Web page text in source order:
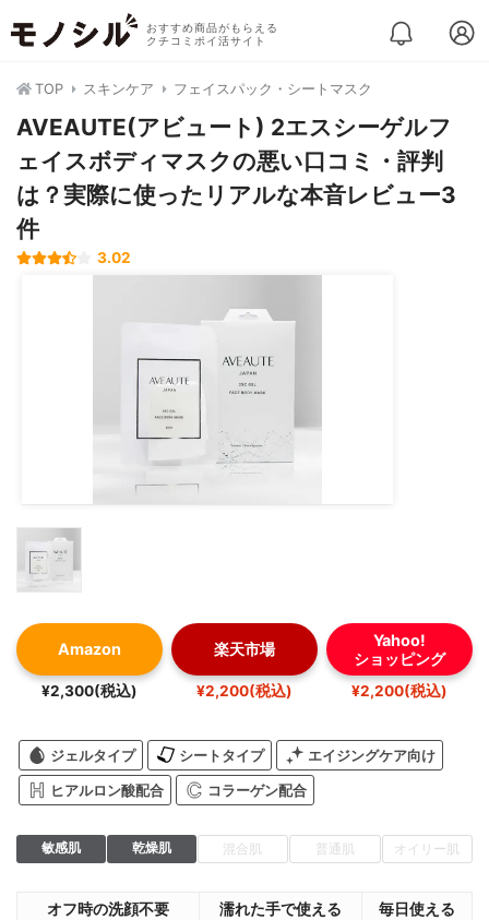
おすすめ商品がもらえる
クチコミポイ活サイト
TOP スキンケア フェイスパック・シートマスク
AVEAUTE(アビュート) 2エスシーゲルフ
ェイスボディマスクの悪い口コミ・評判
は？実際に使ったリアルな本音レビュー3
件
3.02
Amazon
¥2,300(税込)
楽天市場
¥2,200(税込)
Yahoo!
ショッピング
¥2,200(税込)
ジェルタイプ シートタイプ エイジングケア向け
ヒアルロン酸配合 コラーゲン配合
敏感肌 乾燥肌 混合肌 普通肌 オイリー肌
オフ時の洗顔不要 濡れた手で使える 毎日使える